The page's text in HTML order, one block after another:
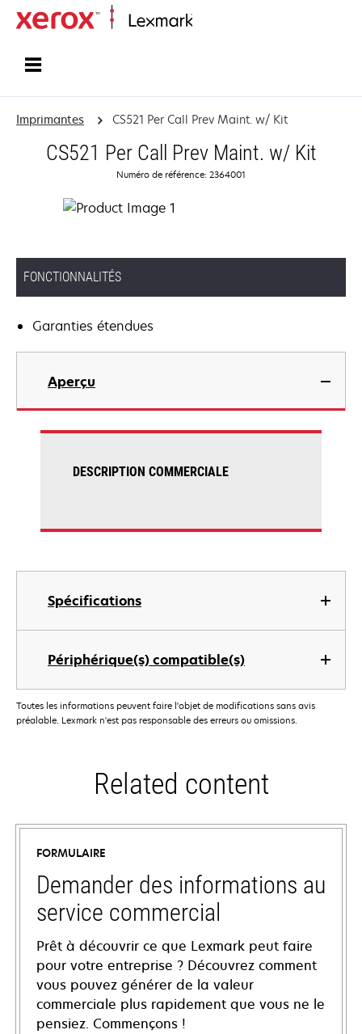
Imprimantes CS521 Per Call Prev Maint. w/ Kit
CS521 Per Call Prev Maint. w/ Kit
Numéro de référence: 2364001
FONCTIONNALITÉS
Garanties étendues
Aperçu
Spécifications
Périphérique(s) compatible(s)
DESCRIPTION COMMERCIALE
Toutes les informations peuvent faire l'objet de modifications sans avis
préalable. Lexmark n'est pas responsable des erreurs ou omissions.
Related content
FORMULAIRE
Demander des informations au
service commercial
Prêt à découvrir ce que Lexmark peut faire
pour votre entreprise ? Découvrez comment
vous pouvez générer de la valeur
commerciale plus rapidement que vous ne le
pensiez. Commençons !